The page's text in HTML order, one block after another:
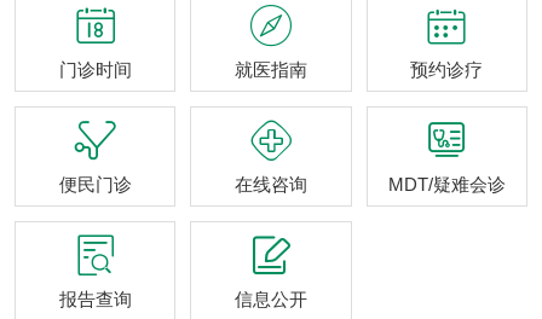

门诊时间

就医指南

预约诊疗

便民门诊

在线咨询

MDT/疑难会诊

报告查询

信息公开